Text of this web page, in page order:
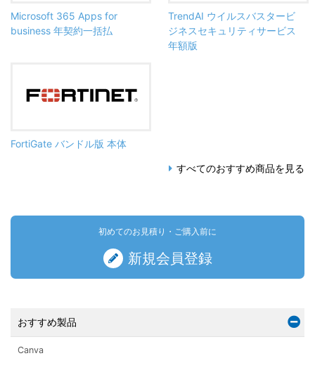
Microsoft 365 Apps for
business 年契約一括払
TrendAI ウイルスバスタービ
ジネスセキュリティサービス
年額版
FortiGate バンドル版 本体
すべてのおすすめ商品を見る
初めてのお見積り・ご購入前に
新規会員登録
おすすめ製品
Canva